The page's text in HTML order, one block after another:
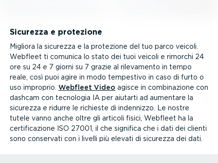
Sicurezza e protezione
Migliora la sicurezza e la protezione del tuo parco veicoli.
Webfleet ti comunica lo stato dei tuoi veicoli e rimorchi 24
ore su 24 e 7 giorni su 7 grazie al rilevamento in tempo
reale, così puoi agire in modo tempestivo in caso di furto o
uso improprio. Webfleet Video agisce in combi­na­zione con
dashcam con tecnologia IA per aiutarti ad aumentare la
sicurezza e ridurre le richieste di indennizzo. Le nostre
tutele vanno anche oltre gli articoli fisici, Webfleet ha la
certi­fi­ca­zione ISO 27001, il che significa che i dati dei clienti
sono conservati con i livelli più elevati di sicurezza dei dati.